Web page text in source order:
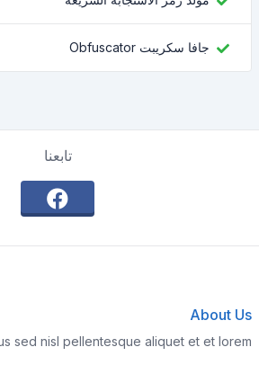
جافا سكريبت Obfuscator
تابعنا
About Us
sed nisl pellentesque aliquet et et lorem.